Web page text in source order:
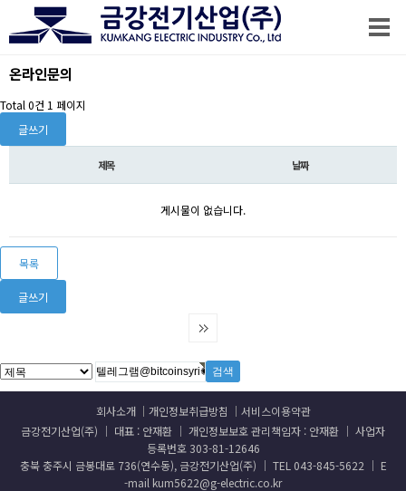
온라인문의
Total 0건 1 페이지
글쓰기
제목 날짜
게시물이 없습니다.
목록
글쓰기
회사소개 개인정보취급방침
서비스이용약관
금강전기산업(주) │ 대표 : 안재환 │ 개인정보보호 관리책임자 : 안재환 │ 사업자
등록번호 303-81-12646
충북 충주시 금봉대로 736(연수동), 금강전기산업(주) │ TEL 043-845-5622 │ E
-mail kum5622@g-electric.co.kr